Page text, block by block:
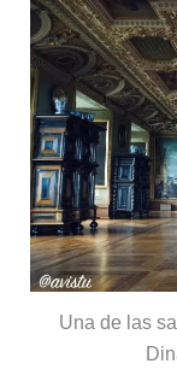
Una de las